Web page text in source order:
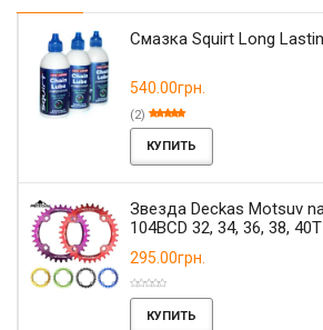
Смазка Squirt Long
540.00грн.
(2)
КУПИТЬ
Звезда Deckas Motsuv
104BCD 32, 34, 36, 38, 40T
295.00грн.
КУПИТЬ